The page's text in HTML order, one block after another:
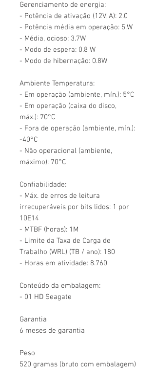
Gerenciamento de energia:
- Potência de ativação (12V, A): 2.0
- Potência média em operação: 5.W
- Média, ocioso: 3.7W
- Modo de espera: 0.8 W
- Modo de hibernação: 0.8W
Ambiente Temperatura:
- Em operação (ambiente, mín.): 5°C
- Em operação (caixa do disco,
máx.): 70°C
- Fora de operação (ambiente, mín.):
-40°C
- Não operacional (ambiente,
máximo): 70°C
Confiabilidade:
- Máx. de erros de leitura
irrecuperáveis por bits lidos: 1 por
10E14
- MTBF (horas): 1M
- Limite da Taxa de Carga de
Trabalho (WRL) (TB / ano): 180
- Horas em atividade: 8.760
Conteúdo da embalagem:
- 01 HD Seagate
Garantia
6 meses de garantia
Peso
520 gramas (bruto com embalagem)